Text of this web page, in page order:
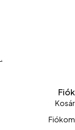
Fiók
Kosár
Fiókom